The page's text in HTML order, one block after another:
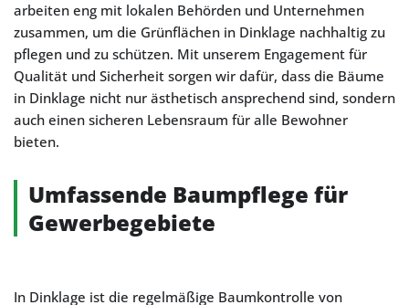
arbeiten eng mit lokalen Behörden und Unternehmen
zusammen, um die Grünflächen in Dinklage nachhaltig zu
pflegen und zu schützen. Mit unserem Engagement für
Qualität und Sicherheit sorgen wir dafür, dass die Bäume
in Dinklage nicht nur ästhetisch ansprechend sind, sondern
auch einen sicheren Lebensraum für alle Bewohner
bieten.
Umfassende Baumpflege für
Gewerbegebiete
In Dinklage ist die regelmäßige Baumkontrolle von